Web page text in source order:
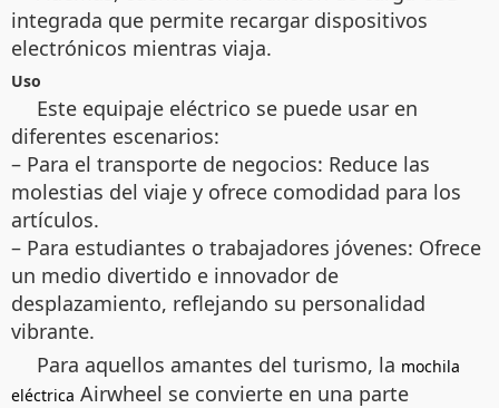
integrada que permite recargar dispositivos
electrónicos mientras viaja.
Uso
Este equipaje eléctrico se puede usar en
diferentes escenarios:
– Para el transporte de negocios: Reduce las
molestias del viaje y ofrece comodidad para los
artículos.
– Para estudiantes o trabajadores jóvenes: Ofrece
un medio divertido e innovador de
desplazamiento, reflejando su personalidad
vibrante.
Para aquellos amantes del turismo, la mochila
eléctrica Airwheel se convierte en una parte